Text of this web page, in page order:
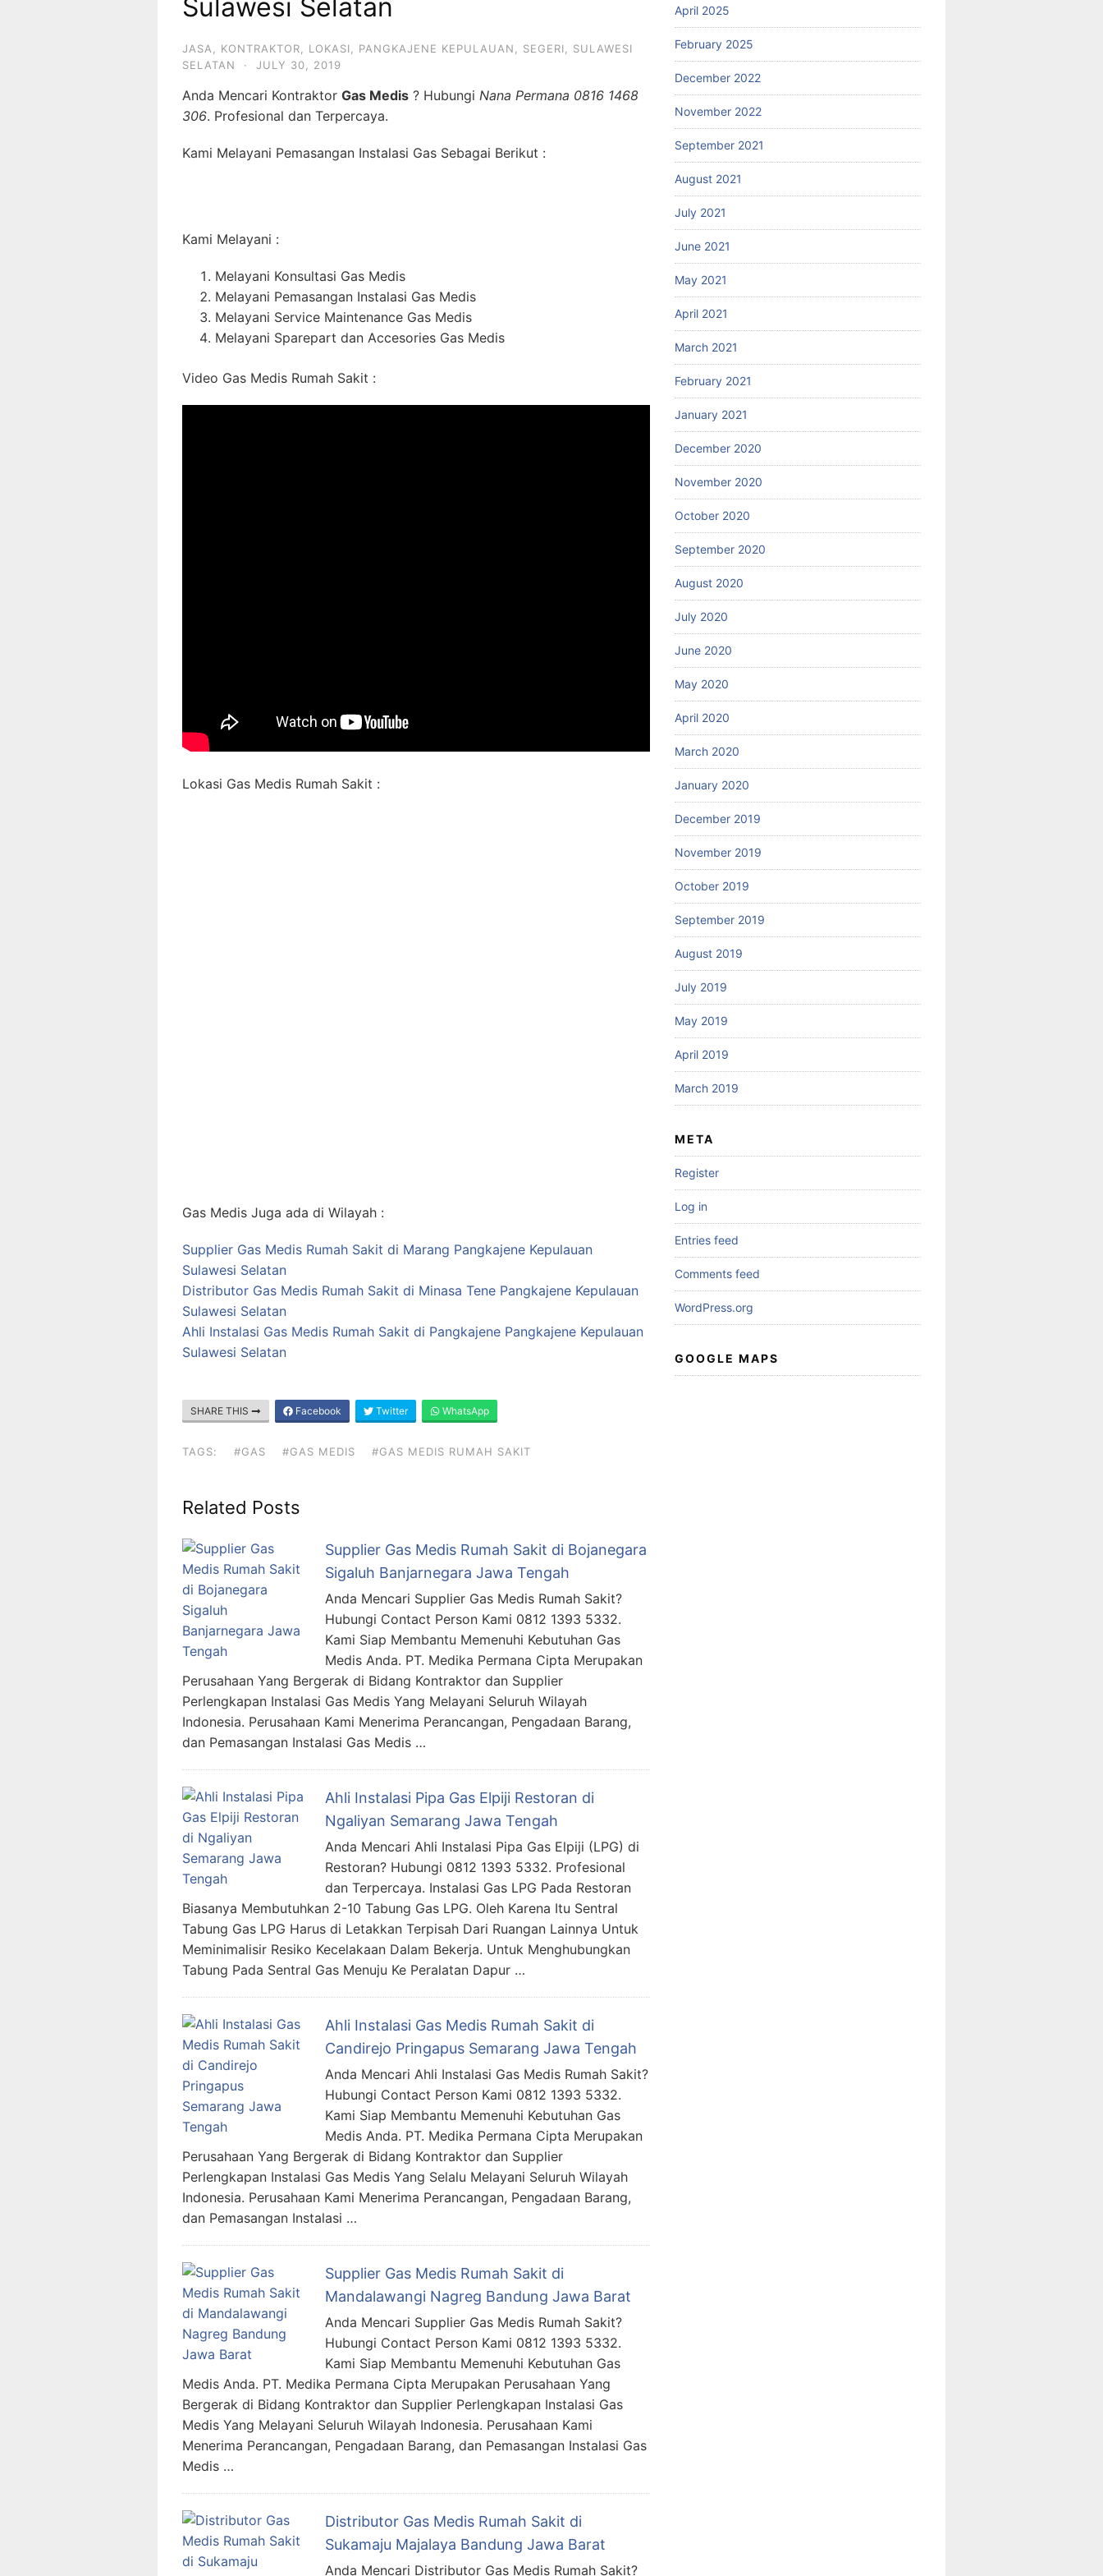
Sulawesi Selatan
JASA KONTRAKTOR LOKASI PANGKAJENE KEPULAUAN SEGERI
SULAWESI
SELATAN
· JULY 30, 2019
Anda Mencari Kontraktor Gas Medis ? Hubungi Nana Permana 0816 1468
306. Profesional dan Terpercaya.
Kami Melayani Pemasangan Instalasi Gas Sebagai Berikut :
Kami Melayani :
Melayani Konsultasi Gas Medis
Melayani Pemasangan Instalasi Gas Medis
Melayani Service Maintenance Gas Medis
Melayani Sparepart dan Accesories Gas Medis
Video Gas Medis Rumah Sakit :
Lokasi Gas Medis Rumah Sakit :
Gas Medis Juga ada di Wilayah :
Supplier Gas Medis Rumah Sakit di Marang Pangkajene Kepulauan
Sulawesi Selatan
Distributor Gas Medis Rumah Sakit di Minasa Tene Pangkajene Kepulauan
Sulawesi Selatan
Ahli Instalasi Gas Medis Rumah Sakit di Pangkajene Pangkajene Kepulauan
Sulawesi Selatan
SHARE THIS Facebook Twitter WhatsApp
TAGS: #GAS #GAS MEDIS #GAS MEDIS RUMAH SAKIT
Related Posts
Supplier Gas Medis Rumah Sakit di Bojanegara
Sigaluh Banjarnegara Jawa Tengah
Anda Mencari Supplier Gas Medis Rumah Sakit?
Hubungi Contact Person Kami 0812 1393 5332.
Kami Siap Membantu Memenuhi Kebutuhan Gas
Medis Anda. PT. Medika Permana Cipta Merupakan
Perusahaan Yang Bergerak di Bidang Kontraktor dan Supplier
Perlengkapan Instalasi Gas Medis Yang Melayani Seluruh Wilayah
Indonesia. Perusahaan Kami Menerima Perancangan, Pengadaan Barang,
dan Pemasangan Instalasi Gas Medis …
Ahli Instalasi Pipa Gas Elpiji Restoran di
Ngaliyan Semarang Jawa Tengah
Anda Mencari Ahli Instalasi Pipa Gas Elpiji (LPG) di
Restoran? Hubungi 0812 1393 5332. Profesional
dan Terpercaya. Instalasi Gas LPG Pada Restoran
Biasanya Membutuhkan 2-10 Tabung Gas LPG. Oleh Karena Itu Sentral
Tabung Gas LPG Harus di Letakkan Terpisah Dari Ruangan Lainnya Untuk
Meminimalisir Resiko Kecelakaan Dalam Bekerja. Untuk Menghubungkan
Tabung Pada Sentral Gas Menuju Ke Peralatan Dapur …
Ahli Instalasi Gas Medis Rumah Sakit di
Candirejo Pringapus Semarang Jawa Tengah
Anda Mencari Ahli Instalasi Gas Medis Rumah Sakit?
Hubungi Contact Person Kami 0812 1393 5332.
Kami Siap Membantu Memenuhi Kebutuhan Gas
Medis Anda. PT. Medika Permana Cipta Merupakan
Perusahaan Yang Bergerak di Bidang Kontraktor dan Supplier
Perlengkapan Instalasi Gas Medis Yang Selalu Melayani Seluruh Wilayah
Indonesia. Perusahaan Kami Menerima Perancangan, Pengadaan Barang,
dan Pemasangan Instalasi …
Supplier Gas Medis Rumah Sakit di
Mandalawangi Nagreg Bandung Jawa Barat
Anda Mencari Supplier Gas Medis Rumah Sakit?
Hubungi Contact Person Kami 0812 1393 5332.
Kami Siap Membantu Memenuhi Kebutuhan Gas
Medis Anda. PT. Medika Permana Cipta Merupakan Perusahaan Yang
Bergerak di Bidang Kontraktor dan Supplier Perlengkapan Instalasi Gas
Medis Yang Melayani Seluruh Wilayah Indonesia. Perusahaan Kami
Menerima Perancangan, Pengadaan Barang, dan Pemasangan Instalasi Gas
Medis …
Distributor Gas Medis Rumah Sakit di
Sukamaju Majalaya Bandung Jawa Barat
Anda Mencari Distributor Gas Medis Rumah Sakit?
April 2025
February 2025
December 2022
November 2022
September 2021
August 2021
July 2021
June 2021
May 2021
April 2021
March 2021
February 2021
January 2021
December 2020
November 2020
October 2020
September 2020
August 2020
July 2020
June 2020
May 2020
April 2020
March 2020
January 2020
December 2019
November 2019
October 2019
September 2019
August 2019
July 2019
May 2019
April 2019
March 2019
META
Register
Log in
Entries feed
Comments feed
WordPress.org
GOOGLE MAPS